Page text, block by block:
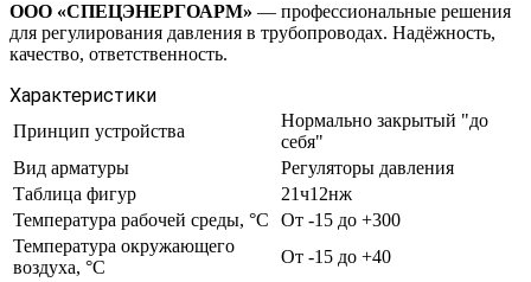
ООО «СПЕЦЭНЕРГОАРМ» — профессиональные решения
для регулирования давления в трубопроводах. Надёжность,
качество, ответственность.
Характеристики
Принцип устройства
Нормально закрытый "до
себя"
Вид арматуры
Регуляторы давления
Таблица фигур
21ч12нж
Температура рабочей среды, °С
От -15 до +300
Температура окружающего
воздуха, °С
От -15 до +40